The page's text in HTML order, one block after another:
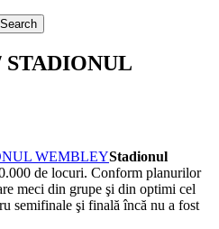
STADIONUL
Stadionul
de locuri. Conform planurilor
meci din grupe şi din optimi cel
semifinale şi finală încă nu a fost